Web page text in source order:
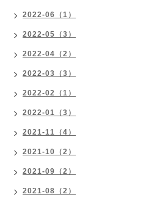
2022-06（1）
2022-05（3）
2022-04（2）
2022-03（3）
2022-02（1）
2022-01（3）
2021-11（4）
2021-10（2）
2021-09（2）
2021-08（2）